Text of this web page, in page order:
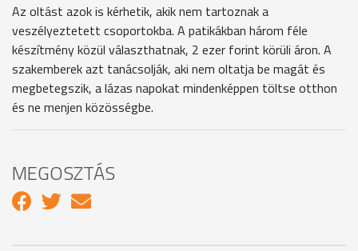
Az oltást azok is kérhetik, akik nem tartoznak a
veszélyeztetett csoportokba. A patikákban három féle
készítmény közül választhatnak, 2 ezer forint körüli áron. A
szakemberek azt tanácsolják, aki nem oltatja be magát és
megbetegszik, a lázas napokat mindenképpen töltse otthon
és ne menjen közösségbe.
MEGOSZTÁS